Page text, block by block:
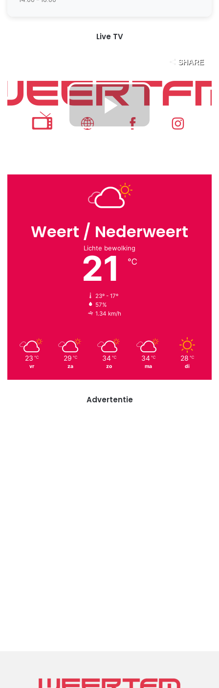
Live TV
Weert / Nederweert
Lichte bewolking
21 ℃
23º - 17º
57%
1.34 km/h
23 ℃
vr
29 ℃
za
34 ℃
zo
34 ℃
ma
28 ℃
di
Advertentie